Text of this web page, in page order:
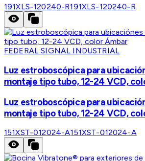
191XLS-120240-R191XLS-120240-R
FEDERAL SIGNAL INDUSTRIAL
Luz estroboscópica para
montaje tipo tubo, 12-24 VCD,
Luz estroboscópica para
montaje tipo tubo, 12-24 VCD,
151XST-012024-A151XST-012024-A